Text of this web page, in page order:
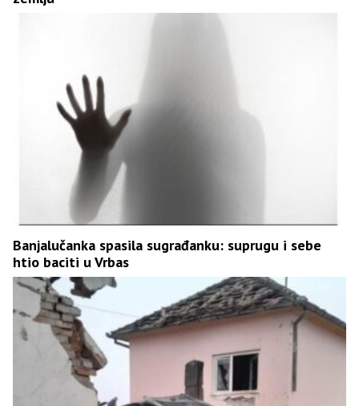
Banjalučanka spasila sugrađanku: suprugu i sebe
htio baciti u Vrbas